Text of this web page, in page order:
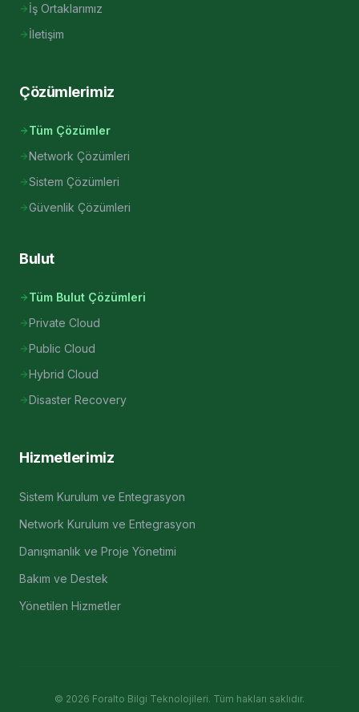
İş Ortaklarımız
İletişim
Çözümlerimiz
Tüm Çözümler
Network Çözümleri
Sistem Çözümleri
Güvenlik Çözümleri
Bulut
Tüm Bulut Çözümleri
Private Cloud
Public Cloud
Hybrid Cloud
Disaster Recovery
Hizmetlerimiz
Sistem Kurulum ve Entegrasyon
Network Kurulum ve Entegrasyon
Danışmanlık ve Proje Yönetimi
Bakım ve Destek
Yönetilen Hizmetler
© 2026 Foralto Bilgi Teknolojileri. Tüm hakları saklıdır.